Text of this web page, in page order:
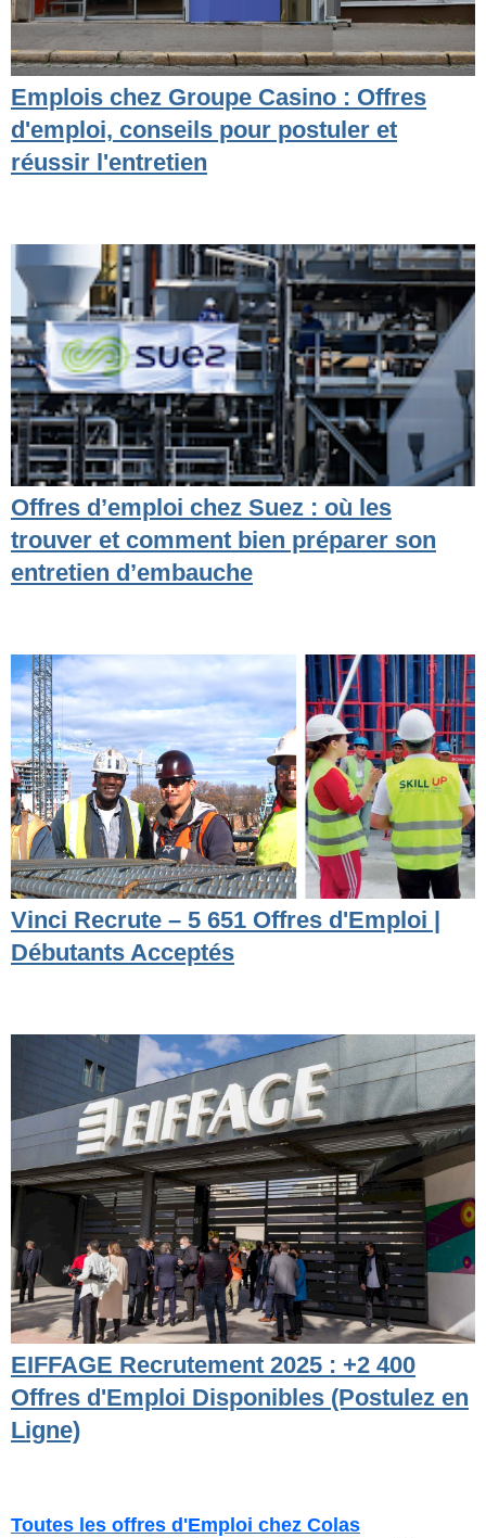
Emplois chez Groupe Casino : Offres
d'emploi, conseils pour postuler et
réussir l'entretien
Offres d’emploi chez Suez : où les
trouver et comment bien préparer son
entretien d’embauche
Vinci Recrute – 5 651 Offres d'Emploi |
Débutants Acceptés
EIFFAGE Recrutement 2025 : +2 400
Offres d'Emploi Disponibles (Postulez en
Ligne)
Toutes les offres d'Emploi chez Colas